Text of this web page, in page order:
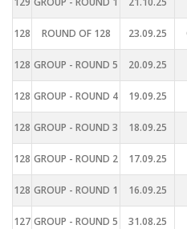
128 ROUND OF 128 23.09.25
128 GROUP - ROUND 5 20.09.25
128 GROUP - ROUND 4 19.09.25
128 GROUP - ROUND 3 18.09.25
128 GROUP - ROUND 2 17.09.25
128 GROUP - ROUND 1 16.09.25
127 GROUP - ROUND 5 31.08.25